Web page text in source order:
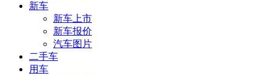
新车
新车上市
新车报价
汽车图片
二手车
用车